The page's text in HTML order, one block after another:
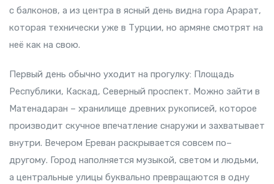
с балконов, а из центра в ясный день видна гора Арарат,
которая технически уже в Турции, но армяне смотрят на
неё как на свою.
Первый день обычно уходит на прогулку: Площадь
Республики, Каскад, Северный проспект. Можно зайти в
Матенадаран – хранилище древних рукописей, которое
производит скучное впечатление снаружи и захватывает
внутри. Вечером Ереван раскрывается совсем по–
другому. Город наполняется музыкой, светом и людьми,
а центральные улицы буквально превращаются в одну